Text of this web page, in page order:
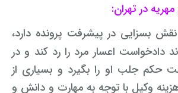
در تهران:
نقش بسزایی در پیشرفت پرونده دارد،
دادخواست اعسار مرد را رد کند و در
حکم جلب او را بگیرد و بسیاری از
ینه وکیل با توجه به مهارت و دانش و